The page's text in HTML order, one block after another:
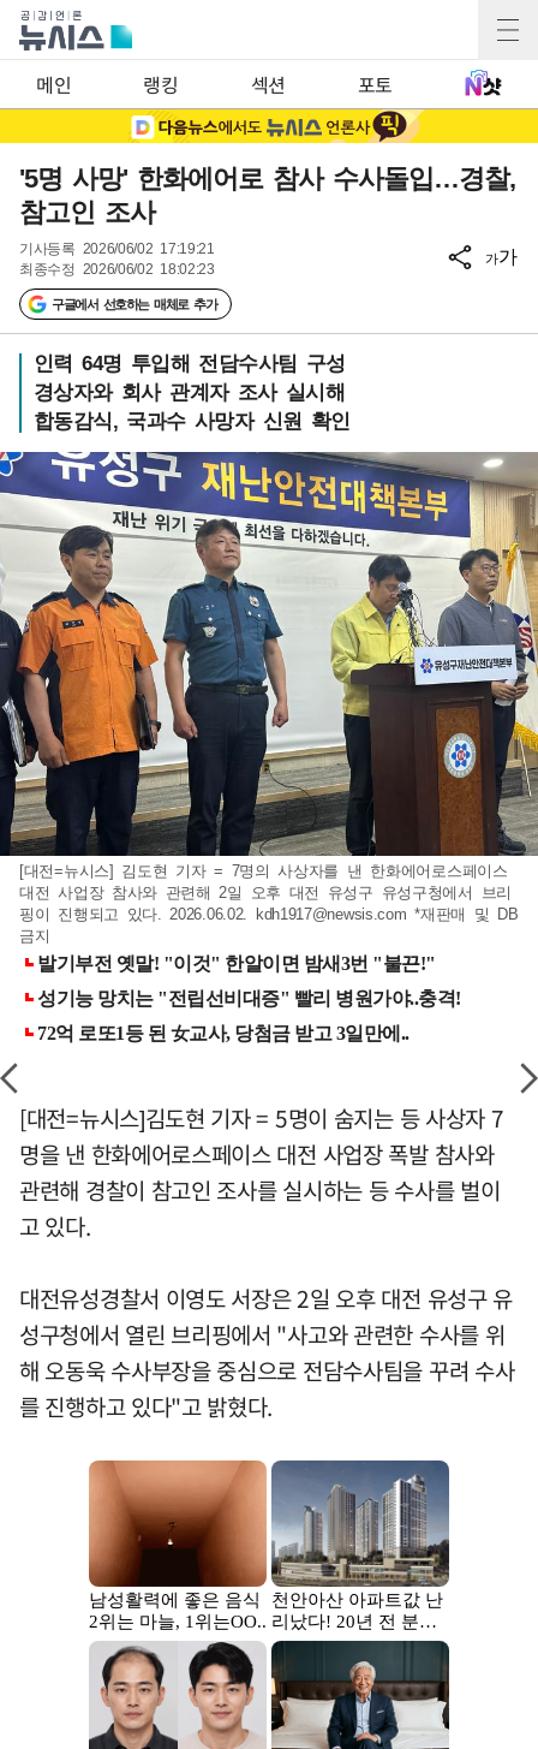
메인 랭킹 섹션 포토
'5명 사망' 한화에어로 참사 수사돌입…경찰,
참고인 조사
기사등록 2026/06/02 17:19:21
최종수정 2026/06/02 18:02:23
구글에서 선호하는 매체로 추가
가가
인력 64명 투입해 전담수사팀 구성
경상자와 회사 관계자 조사 실시해
합동감식, 국과수 사망자 신원 확인
[대전=뉴시스] 김도현 기자 = 7명의 사상자를 낸 한화에어로스페이스
대전 사업장 참사와 관련해 2일 오후 대전 유성구 유성구청에서 브리
핑이 진행되고 있다. 2026.06.02.
kdh1917@newsis.com *재판매 및 DB
금지
[대전=뉴시스]김도현 기자 = 5명이 숨지는 등 사상자 7
명을 낸 한화에어로스페이스 대전 사업장 폭발 참사와
관련해 경찰이 참고인 조사를 실시하는 등 수사를 벌이
고 있다.
대전유성경찰서 이영도 서장은 2일 오후 대전 유성구 유
성구청에서 열린 브리핑에서 "사고와 관련한 수사를 위
해 오동욱 수사부장을 중심으로 전담수사팀을 꾸려 수사
를 진행하고 있다"고 밝혔다.